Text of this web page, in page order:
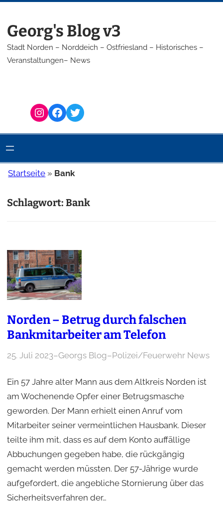
springen
Georg's Blog v3
Stadt Norden – Norddeich – Ostfriesland – Historisches –
Veranstaltungen– News
Instagram Facebook Twitter
Startseite » Bank
Schlagwort: Bank
Norden – Betrug durch falschen
Bankmitarbeiter am Telefon
25. Juli 2023–Georgs Blog–Polizei/Feuerwehr News
Ein 57 Jahre alter Mann aus dem Altkreis Norden ist
am Wochenende Opfer einer Betrugsmasche
geworden. Der Mann erhielt einen Anruf vom
Mitarbeiter seiner vermeintlichen Hausbank. Dieser
teilte ihm mit, dass es auf dem Konto auffällige
Abbuchungen gegeben habe, die rückgängig
gemacht werden müssten. Der 57-Jährige wurde
aufgefordert, die angebliche Stornierung über das
Sicherheitsverfahren der…